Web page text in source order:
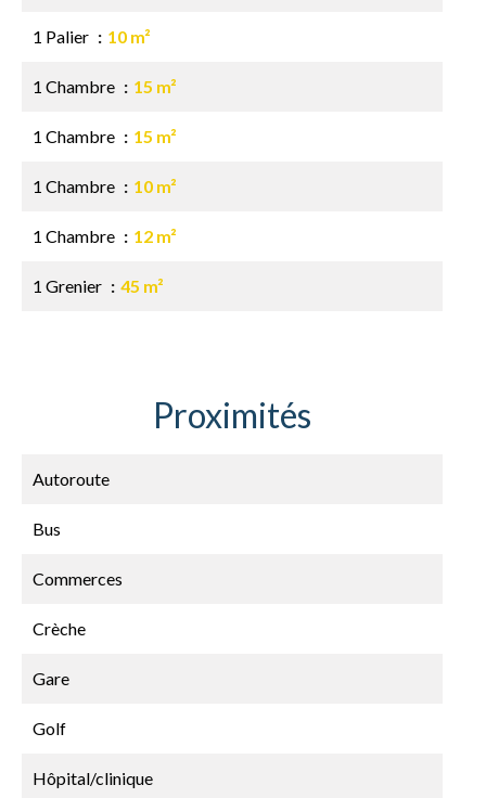
1 Palier 10 m²
1 Chambre 15 m²
1 Chambre 15 m²
1 Chambre 10 m²
1 Chambre 12 m²
1 Grenier 45 m²
Proximités
Autoroute
Bus
Commerces
Crèche
Gare
Golf
Hôpital/clinique